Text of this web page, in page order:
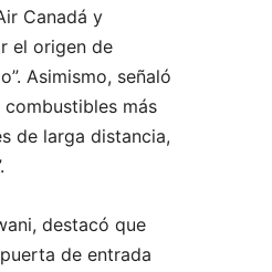
Canadá y
el origen de
Asimismo, señaló
más
de larga distancia,
destacó que
de entrada